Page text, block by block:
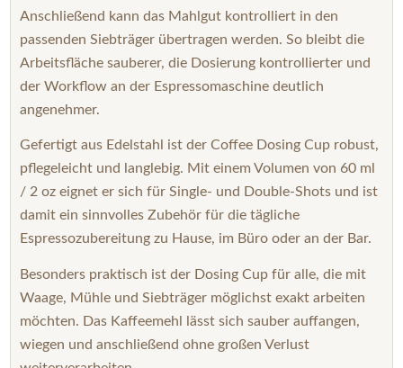
Anschließend kann das Mahlgut kontrolliert in den
passenden Siebträger übertragen werden. So bleibt die
Arbeitsfläche sauberer, die Dosierung kontrollierter und
der Workflow an der Espressomaschine deutlich
angenehmer.
Gefertigt aus Edelstahl ist der Coffee Dosing Cup robust,
pflegeleicht und langlebig. Mit einem Volumen von 60 ml
/ 2 oz eignet er sich für Single- und Double-Shots und ist
damit ein sinnvolles Zubehör für die tägliche
Espressozubereitung zu Hause, im Büro oder an der Bar.
Besonders praktisch ist der Dosing Cup für alle, die mit
Waage, Mühle und Siebträger möglichst exakt arbeiten
möchten. Das Kaffeemehl lässt sich sauber auffangen,
wiegen und anschließend ohne großen Verlust